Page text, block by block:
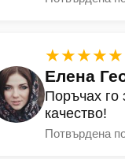
★★★★★
Елена
Поръчах го
качество!
Потвърдена